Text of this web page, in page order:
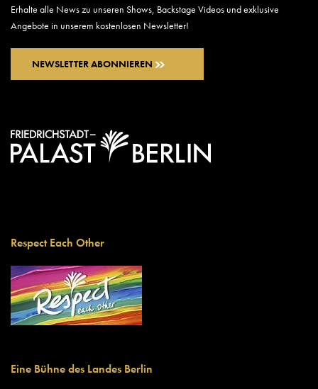
Erhalte alle News zu unseren Shows, Backstage Videos und exklusive
Angebote in unserem kostenlosen Newsletter!
NEWSLETTER ABONNIEREN
Respect Each Other
Eine Bühne des Landes Berlin